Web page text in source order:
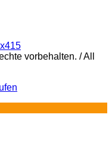
vorbehalten. / All